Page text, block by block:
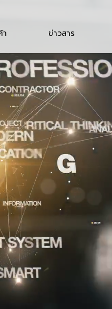
ข่าวสาร